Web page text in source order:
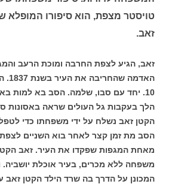
טויסטר מצפת, הוא סיפורו המופלא
זאב.
זאב, הגיע לצפת החרבה ומוכת הרעב
האדמה שהחריבה את העיר בשנת 1837. הוא בא כילד,
10. יחד עם סבו, שלמה. הסב בא למות
הלך בעקבות גל העולים שראה באסונות
הקטן זאב נשלח על ידי משפחתו כדי לטפל
הסב מת זמן קצר לאחר בוא השניים לצפת.
מאחת המגפות שפקדו את העיר. זאב
משפחה ללא מכרים, בעיר אוכלת יושביה.
המכונן על הדרך בה שרד הילד הקטן זאב